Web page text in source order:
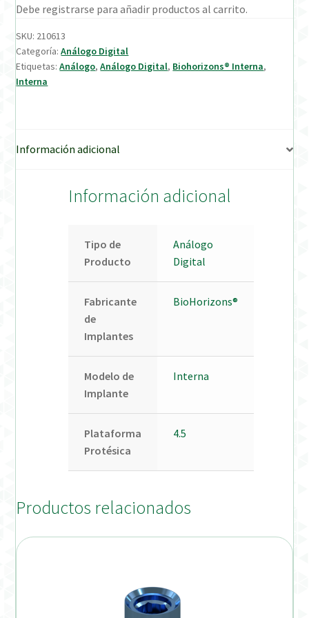
Verification Required
Welcome to DELTA Abutments | Tienda Online!
Debe registrarse para añadir productos al carrito.
SKU: 210613
Categoría:Análogo Digital
Etiquetas:Análogo,Análogo Digital, Biohorizons® Interna,
Interna
Información adicional
Información adicional
Tipo de
Producto
Análogo
Digital
Fabricante
de
Implantes
BioHorizons®
Modelo de
Implante
Interna
Plataforma
Protésica
4.5
Productos relacionados